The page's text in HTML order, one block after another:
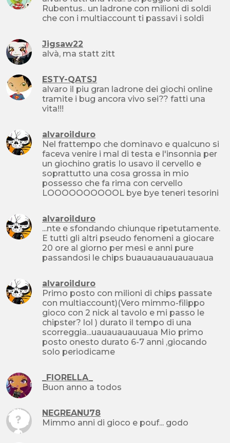
Rubentus.. un ladrone con milioni di soldi
che con i multiaccount ti passavi i soldi
Jigsaw22
alvà, ma statt zitt
ESTY-QATSJ
alvaro il piu gran ladrone dei giochi online
tramite i bug ancora vivo sei?? fatti una
vita!!!
alvaroilduro
Nel frattempo che dominavo e qualcuno si
faceva venire i mal di testa e l'insonnia per
un giochino gratis Io usavo il cervello e
soprattutto una cosa grossa in mio
possesso che fa rima con cervello
LOOOOOOOOOOL bye bye teneri tesorini
alvaroilduro
...nte e sfondando chiunque ripetutamente.
E tutti gli altri pseudo fenomeni a giocare
20 ore al giorno per mesi e anni pure
passandosi le chips buauauauauauauaua
alvaroilduro
Primo posto con milioni di chips passate
con multiaccount)(Vero mimmo-filippo
gioco con 2 nick al tavolo e mi passo le
chipster? lol ) durato il tempo di una
scorreggia...uauauauauuaua Mio primo
posto onesto durato 6-7 anni ,giocando
solo periodicame
_FIORELLA_
Buon anno a todos
NEGREANU78
Mimmo anni di gioco e pouf... godo